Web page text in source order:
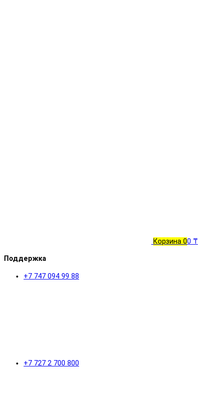
Корзина 00 ₸
Поддержка
+7 747 094 99 88
+7 727 2 700 800